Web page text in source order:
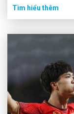
Tìm hiểu thêm